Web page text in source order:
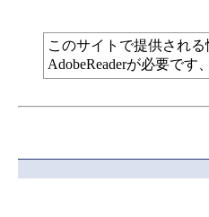
このサイトで提供され
AdobeReaderが必要です